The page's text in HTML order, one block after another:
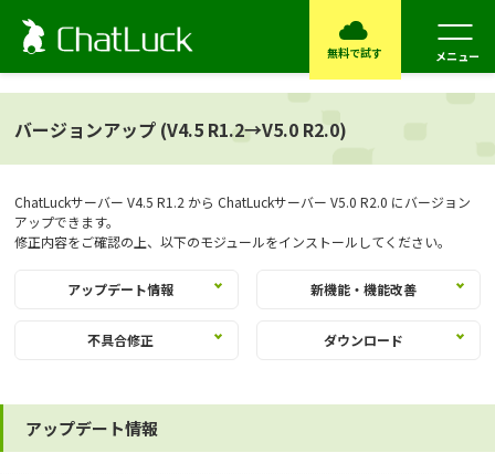
無料で試す メニュー
バージョンアップ (V4.5 R1.2→V5.0 R2.0)
ChatLuckサーバー V4.5 R1.2 から ChatLuckサーバー V5.0 R2.0 にバージョン
アップできます。
修正内容をご確認の上、以下のモジュールをインストールしてください。
アップデート情報 新機能・機能改善
不具合修正 ダウンロード
アップデート情報